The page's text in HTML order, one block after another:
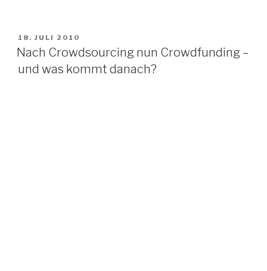
VERÖFFENTLICHT
AM
18. JULI 2010
Nach Crowdsourcing nun Crowdfunding –
und was kommt danach?